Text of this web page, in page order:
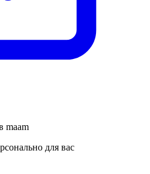
maam
для вас